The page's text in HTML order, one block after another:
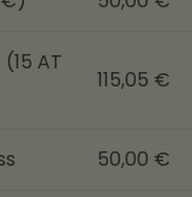
AT
115,05 €
50,00 €